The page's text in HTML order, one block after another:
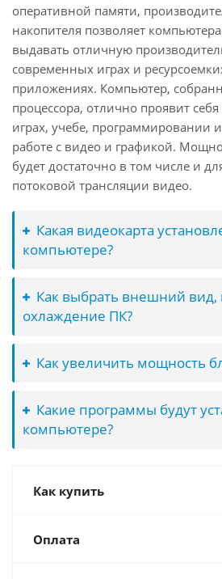
оперативной памяти,
накопителя позволяет
выдавать отличную
современных играх и
приложениях. Компьютер,
процессора, отлично проявит
играх, учебе, программировании
работе с видео и графикой.
будет достаточно в том числе и
потоковой трансляции видео.
Какая видеокарта
компьютере?
Как выбрать внешний вид,
охлаждение ПК?
Как увеличить мощность
Какие программы будут
компьютере?
Как купить
Оплата